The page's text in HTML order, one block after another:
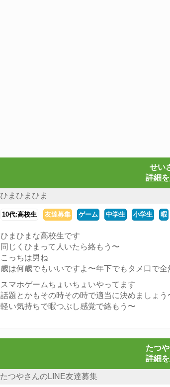
せい
詳細
ひまひまひま
10代:高校生 友達募集 ゲーム 中学生 小学生 暇
ひまひまな高校生です
同じくひまって人いたら絡もう〜
こっちは男ね
歳は何歳でもいいですよ〜年下でもタメ口で全
スマホゲームちょいちょいやってます
話題とかもその時その時で適当に決めましょう
軽い気持ちで暇つぶし感覚で絡もう〜
たつ
詳細
たつやさんのLINE友達募集